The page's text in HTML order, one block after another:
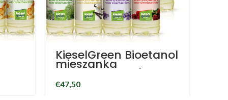
KieselGreen Bioetanol
mieszanka
zapachowa Leśny
zapach Różany
zapach Lawendowy
€47,50